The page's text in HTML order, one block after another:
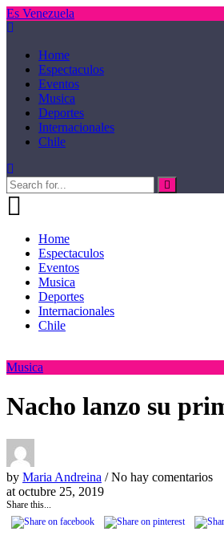
Es Venezuela
Home
Espectaculos
Eventos
Musica
Deportes
Internacionales
Chile
Home
Espectaculos
Eventos
Musica
Deportes
Internacionales
Chile
Musica
Nacho lanzo su
by Maria Andreina / No hay comentarios
at octubre 25, 2019
Share this...